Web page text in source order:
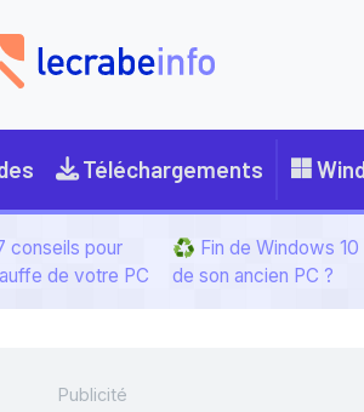
Téléchargements
conseils pour
de votre PC
♻️ Fin de Windows 10
de son ancien PC ?